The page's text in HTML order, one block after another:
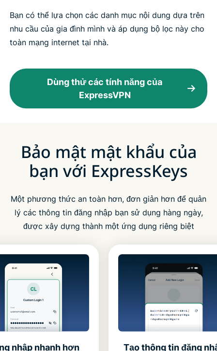
Bạn có thể lựa chọn các danh mục nội dung dựa trên
nhu cầu của gia đình mình và áp dụng bộ lọc này cho
toàn mạng internet tại nhà.
Dùng thử các tính năng của
ExpressVPN
Bảo mật mật khẩu của
bạn với ExpressKeys
Một phương thức an toàn hơn, đơn giản hơn để quản
lý các thông tin đăng nhập bạn sử dụng hàng ngày,
được xây dựng thành một ứng dụng riêng biệt
nhập nhanh hơn Tạo thông tin đăng